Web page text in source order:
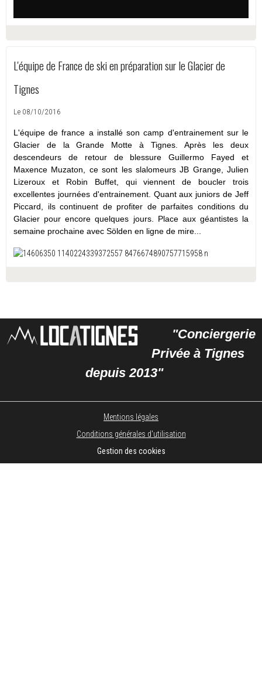
L'équipe de France de ski en préparation sur le Glacier de
Tignes
Le 08/10/2016
L'équipe de france a installé son camp d'entrainement sur le
Glacier de la Grande Motte à Tignes. Après les deux
descendeurs de retour de blessure Guillermo Fayed et
Maxence Muzaton, ce sont les slalomeurs JB Grange, Julien
Lizeroux et Robin Buffet, qui viennent de boucler trois
excellentes journées d'entrainement. Quant aux juniors de Jeff
Piccard, ils continuent de profiter de parfaites conditions du
Glacier pour encore quelques jours. Place aux géantistes la
semaine prochaine avec Sölden en ligne de mire...
"Conciergerie
Privée à Tignes
depuis 2013"
Mentions légales
Conditions générales d'utilisation
Gestion des cookies